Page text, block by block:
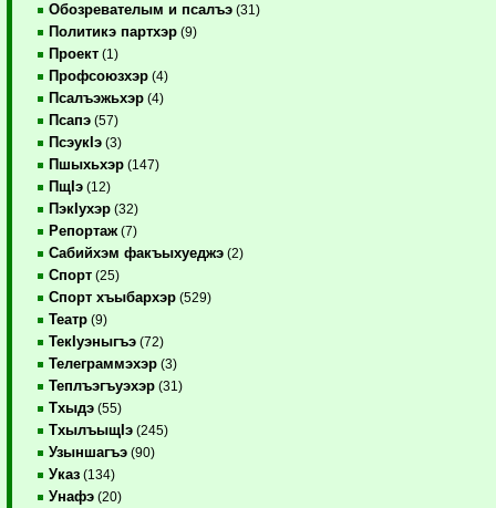
Обозревателым и псалъэ (31)
Политикэ партхэр (9)
Проект (1)
Профсоюзхэр (4)
Псалъэжьхэр (4)
Псапэ (57)
ПсэукIэ (3)
Пшыхьхэр (147)
ПщIэ (12)
ПэкIухэр (32)
Репортаж (7)
Сабийхэм факъыхуеджэ (2)
Спорт (25)
Спорт хъыбархэр (529)
Театр (9)
ТекIуэныгъэ (72)
Телеграммэхэр (3)
Теплъэгъуэхэр (31)
Тхыдэ (55)
ТхылъыщIэ (245)
Узыншагъэ (90)
Указ (134)
Унафэ (20)